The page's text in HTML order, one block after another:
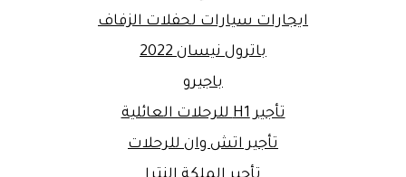
ايجارات سيارات لحفلات الزفاف
باترول نيسان 2022
باجيرو
تأجير H1 للرحلات العائلية
تأجير اتش وان للرحلات